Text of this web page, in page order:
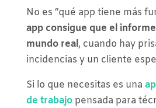
No es “qué app tiene más
app consigue que el
mundo real, cuando hay
incidencias y un cliente
Si lo que necesitas es una
de trabajopensada para